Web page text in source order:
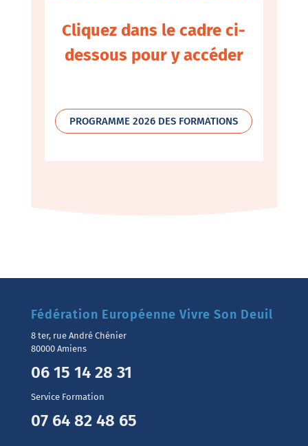
Cliquez dans le cadre ci-
dessous pour y accéder
PROGRAMME 2026 DES FORMATIONS
Fédération Européenne Vivre Son Deuil
8 ter, rue André Chénier
80000 Amiens
06 15 14 28 31
Service Formation
07 64 82 48 65